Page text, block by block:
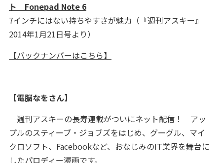
ト Fonepad Note 6
7インチにはない持ちやすさが魅力（『週刊アスキー』
2014年1月21日号より）
【バックナンバーはこちら】
【電脳なをさん】
週刊アスキーの長寿連載がついにネット配信！ アッ
プルのスティーブ・ジョブズをはじめ、グーグル、マイ
クロソフト、Facebookなど、おなじみのIT業界を舞台に
したパロディー漫画です。